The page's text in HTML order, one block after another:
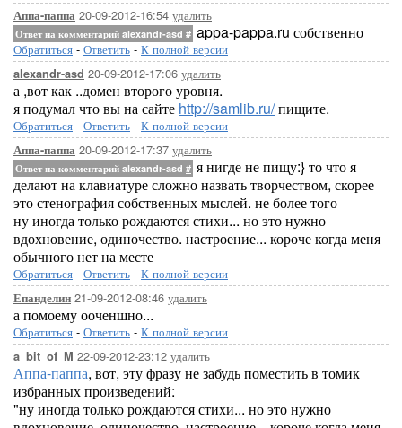
Аппа-паппа 20-09-2012-16:54 удалить
Ответ на комментарий alexandr-asd # appa-pappa.ru собственно
Обратиться - Ответить - К полной версии
alexandr-asd 20-09-2012-17:06 удалить
а ,вот как ..домен второго уровня.
я подумал что вы на сайте http://samlib.ru/пищите.
Обратиться - Ответить - К полной версии
Аппа-паппа 20-09-2012-17:37 удалить
Ответ на комментарий alexandr-asd # я нигде не пищу:} то что я
делают на клавиатуре сложно назвать творчеством, скорее
это стенография собственных мыслей. не более того
ну иногда только рождаются стихи... но это нужно
вдохновение, одиночество. настроение... короче когда меня
обычного нет на месте
Обратиться - Ответить - К полной версии
Епанделин 21-09-2012-08:46 удалить
а помоему ооченшно...
Обратиться - Ответить - К полной версии
a_bit_of_M 22-09-2012-23:12 удалить
Аппа-паппа, вот, эту фразу не забудь поместить в томик
избранных произведений:
"ну иногда только рождаются стихи... но это нужно